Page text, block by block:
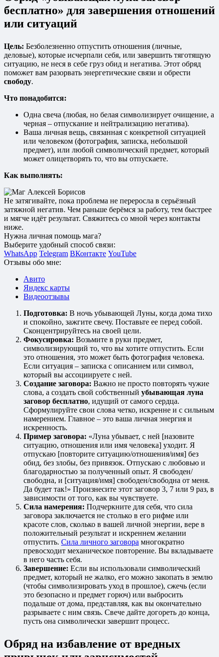
бесплатно» для завершения отношений
или ситуаций
Цель: Безболезненно отпустить отношения (личные,
деловые), которые исчерпали себя, или завершить тяготящую
ситуацию, не неся в себе груз обид и негатива. Этот обряд
поможет вам разорвать энергетические связи и обрести
свободу.
Что понадобится:
Одна свеча (любая, но белая символизирует очищение, а
черная – отпускание и нейтрализацию негатива).
Ваша личная вещь, связанная с конкретной ситуацией
или человеком (фотография, записка, небольшой
предмет), или любой символический предмет, который
может олицетворять то, что вы отпускаете.
Как выполнять:
Не затягивайте, пока проблема не переросла в серьёзный
затяжной негатив. Чем раньше берёмся за работу, тем быстрее
и мягче идёт результат. Свяжитесь со мной через контакты
ниже.
Нужна личная помощь мага?
Выберите удобный способ связи:
WhatsApp Telegram ВКонтакте YouTube
Отзывы обо мне:
Авито
Яндекс карты
Видеоотзывы
Подготовка: В ночь убывающей Луны, когда дома тихо
и спокойно, зажгите свечу. Поставьте ее перед собой.
Сконцентрируйтесь на своей цели.
Фокусировка: Возьмите в руки предмет,
символизирующий то, что вы хотите отпустить. Если
это отношения, это может быть фотография человека.
Если ситуация – записка с описанием или символ,
который вы ассоциируете с ней.
Создание заговора: Важно не просто повторять чужие
слова, а создать свой собственный убывающая луна
заговор бесплатно, идущий от самого сердца.
Сформулируйте свои слова четко, искренне и с сильным
намерением. Главное – это ваша личная энергия и
искренность.
Пример заговора: «Луна убывает, с ней [назовите
ситуацию, отношения или имя человека] уходит. Я
отпускаю [повторите ситуацию/отношения/имя] без
обид, без злобы, без привязок. Отпускаю с любовью и
благодарностью за полученный опыт. Я свободен/
свободна, и [ситуация/имя] свободен/свободна от меня.
Да будет так!» Произнесите этот заговор 3, 7 или 9 раз, в
зависимости от того, как вы чувствуете.
Сила намерения: Подчеркните для себя, что сила
заговора заключается не столько в его рифме или
красоте слов, сколько в вашей личной энергии, вере в
положительный результат и искреннем желании
отпустить. Сила личного заговора многократно
превосходит механическое повторение. Вы вкладываете
в него часть себя.
Завершение: Если вы использовали символический
предмет, который не жалко, его можно закопать в землю
(чтобы символизировать уход в прошлое), сжечь (если
это безопасно и предмет горюч) или выбросить
подальше от дома, представляя, как вы окончательно
разрываете с ним связь. Свече дайте догореть до конца,
пусть она символически завершит процесс.
Обряд на избавление от вредных